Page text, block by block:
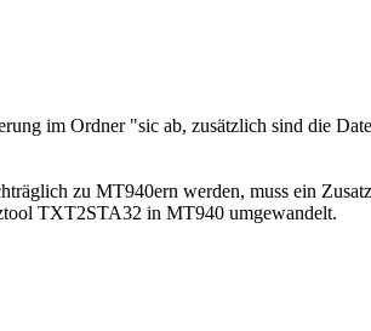
im Ordner "sic ab, zusätzlich sind die
zu MT940ern werden, muss ein
TXT2STA32 in MT940 umgewandelt.